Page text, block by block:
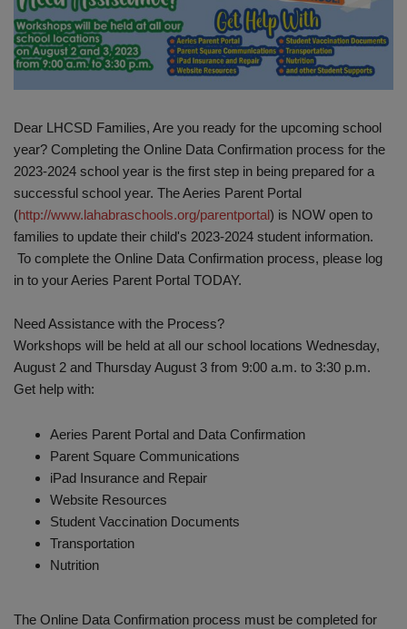
Dear LHCSD Families, Are you ready for the upcoming school
year? Completing the Online Data Confirmation process for the
2023-2024 school year is the first step in being prepared for a
successful school year. The Aeries Parent Portal
(http://www.lahabraschools.org/parentportal) is NOW open to
families to update their child's 2023-2024 student information.
To complete the Online Data Confirmation process, please log
in to your Aeries Parent Portal TODAY.
Need Assistance with the Process?
Workshops will be held at all our school locations ​Wednesday,
August 2 and Thursday August 3 from 9:00 a.m. to 3:30 p.m.
Get help with:
Aeries Parent Portal and Data Confirmation
Parent Square Communications
iPad Insurance and Repair
Website Resources
Student Vaccination Documents
Transportation
Nutrition
The Online Data Confirmation process must be completed for